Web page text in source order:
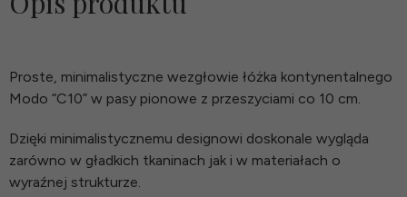
Proste, minimalistyczne wezgłowie łóżka kontynentalnego
Modo “C10” w pasy pionowe z przeszyciami co 10 cm.
Dzięki minimalistycznemu designowi doskonale wygląda
zarówno w gładkich tkaninach jak i w materiałach o
wyraźnej strukturze.